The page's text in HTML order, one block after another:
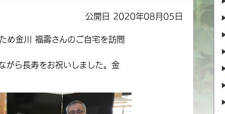
公開日 2020年08月05日
金川 福壽さんのご自宅を訪問
がら長寿をお祝いしました。金